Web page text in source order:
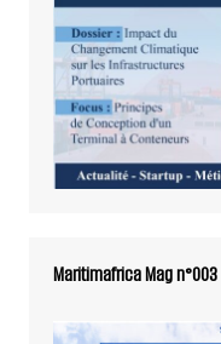
Maritimafrica Mag n°003